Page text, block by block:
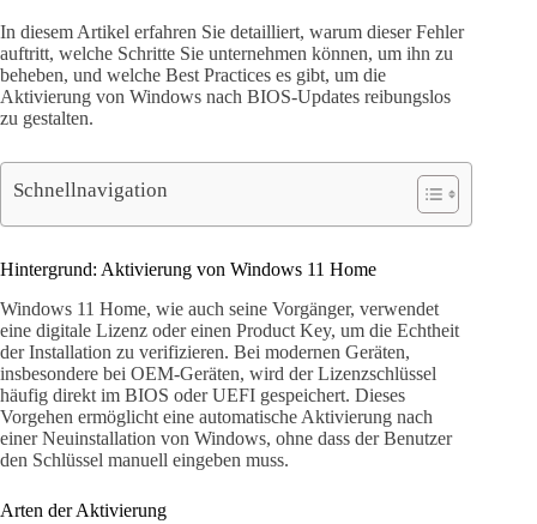
In diesem Artikel erfahren Sie detailliert, warum dieser Fehler
auftritt, welche Schritte Sie unternehmen können, um ihn zu
beheben, und welche Best Practices es gibt, um die
Aktivierung von Windows nach BIOS-Updates reibungslos
zu gestalten.
Schnellnavigation
Hintergrund: Aktivierung von Windows 11 Home
Windows 11 Home, wie auch seine Vorgänger, verwendet
eine digitale Lizenz oder einen Product Key, um die Echtheit
der Installation zu verifizieren. Bei modernen Geräten,
insbesondere bei OEM-Geräten, wird der Lizenzschlüssel
häufig direkt im BIOS oder UEFI gespeichert. Dieses
Vorgehen ermöglicht eine automatische Aktivierung nach
einer Neuinstallation von Windows, ohne dass der Benutzer
den Schlüssel manuell eingeben muss.
Arten der Aktivierung